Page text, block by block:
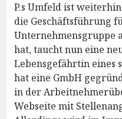
P.s Umfeld ist
die Geschäftsführung
Unternehmensgruppe
hat, taucht nun eine
Lebensgefährtin eines
hat eine GmbH
in der
Webseite mit